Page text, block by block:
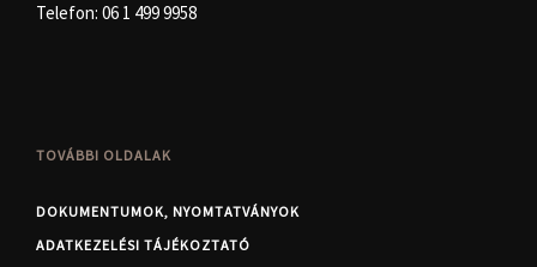
Telefon: 06 1 499 9958
TOVÁBBI OLDALAK
DOKUMENTUMOK, NYOMTATVÁNYOK
ADATKEZELÉSI TÁJÉKOZTATÓ